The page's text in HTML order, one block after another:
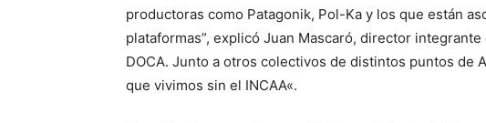
productoras como Patagonik, Pol-Ka y los que están
plataformas”, explicó Juan Mascaró, director
DOCA. Junto a otros colectivos de distintos puntos de
que vivimos sin el INCAA«.